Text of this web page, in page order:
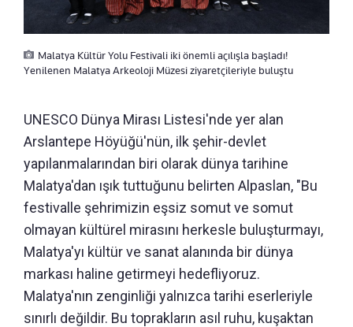
Malatya Kültür Yolu Festivali iki önemli açılışla başladı!
Yenilenen Malatya Arkeoloji Müzesi ziyaretçileriyle buluştu
UNESCO Dünya Mirası Listesi'nde yer alan
Arslantepe Höyüğü'nün, ilk şehir-devlet
yapılanmalarından biri olarak dünya tarihine
Malatya'dan ışık tuttuğunu belirten Alpaslan, "Bu
festivalle şehrimizin eşsiz somut ve somut
olmayan kültürel mirasını herkesle buluşturmayı,
Malatya'yı kültür ve sanat alanında bir dünya
markası haline getirmeyi hedefliyoruz.
Malatya'nın zenginliği yalnızca tarihi eserleriyle
sınırlı değildir. Bu toprakların asıl ruhu, kuşaktan